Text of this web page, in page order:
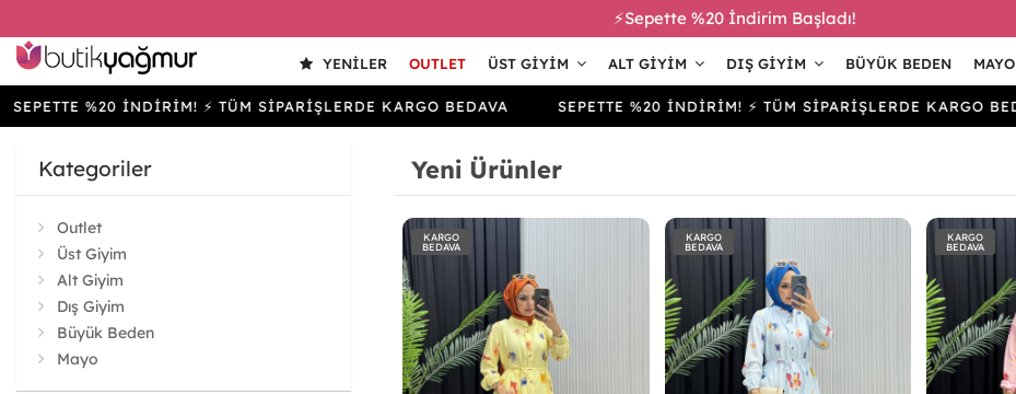
⚡Sepette %20 İndirim Başladı!
YENILER OUTLET ÜST GIYIM ALT GIYIM DIŞ GIYIM BÜYÜK BEDEN MAYO
%20 İNDİRİM! ⚡ TÜM SİPARİŞLERDE KARGO BEDAVA SEPETTE %20 İNDİRİM! ⚡ TÜM SİPARİŞLERDE KARGO BEDAVA
Kategoriler
Outlet
Üst Giyim
Alt Giyim
Dış Giyim
Büyük Beden
Mayo
Yeni Ürünler
KARGO
BEDAVA
KARGO
BEDAVA
KARGO
BEDAVA